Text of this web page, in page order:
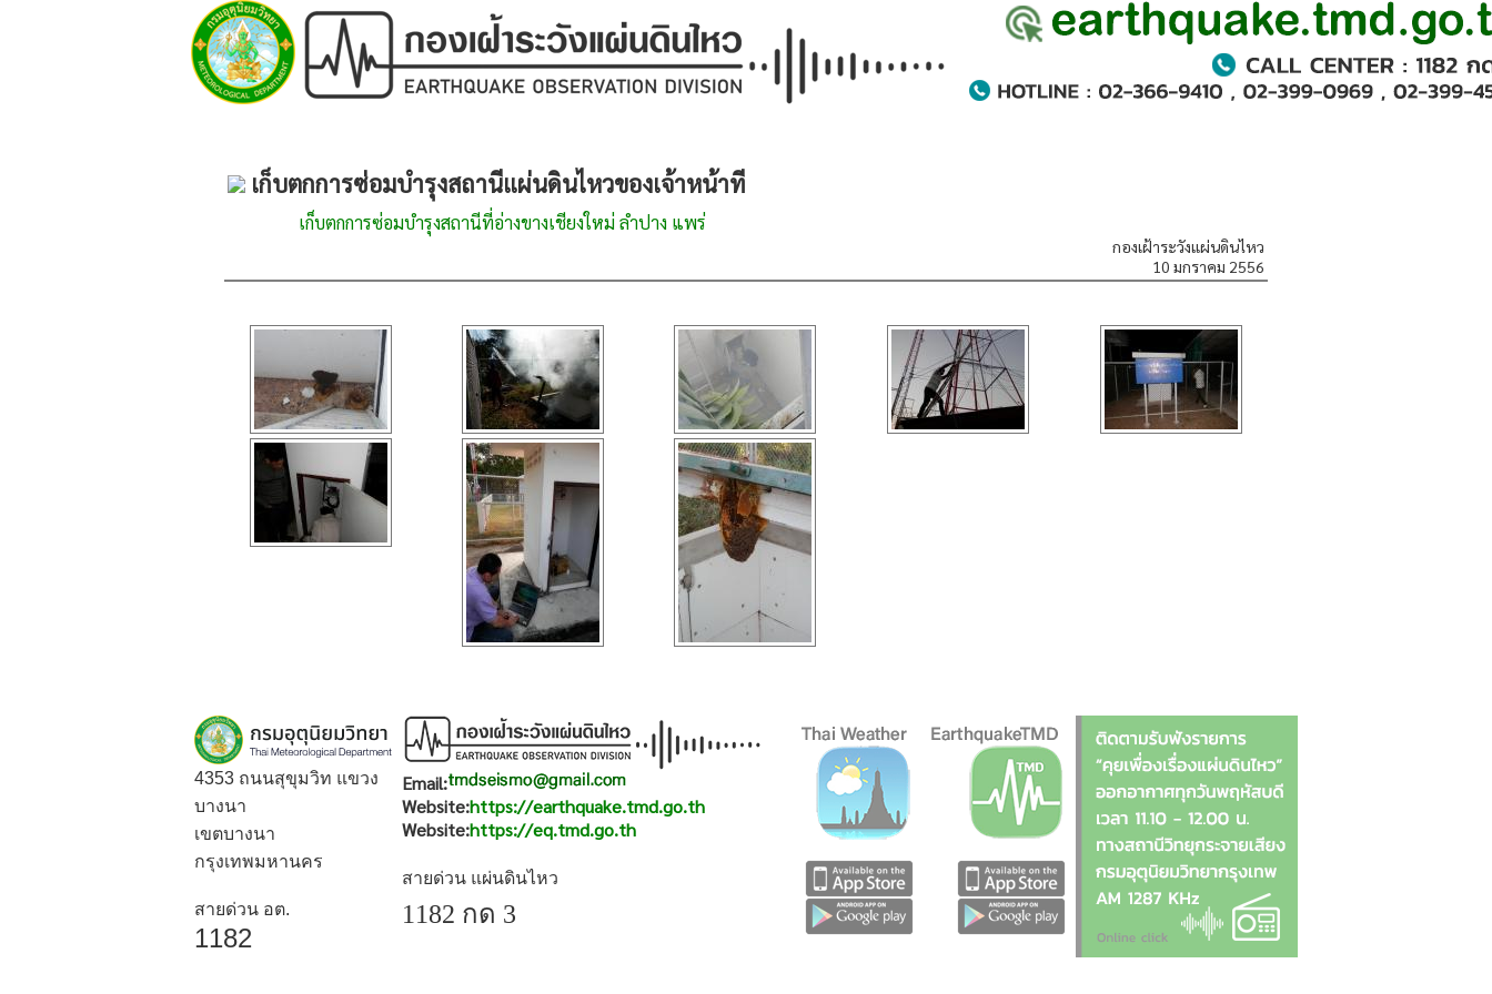
เก็บตกการซ่อมบำรุงสถานีแผ่นดินไหวของเจ้าหน้าที
เก็บตกการซ่อมบำรุงสถานีที่อ่างขางเชียงใหม่ ลำปาง แพร่
กองเฝ้าระวังแผ่นดินไหว
10 มกราคม 2556
4353 ถนนสุขุมวิท แขวง
บางนา
เขตบางนา
กรุงเทพมหานคร
สายด่วน อต.
1182
Email:
Website:https://earthquake.tmd.go.th
Website:https://eq.tmd.go.th
สายด่วน แผ่นดินไหว
1182 กด 3